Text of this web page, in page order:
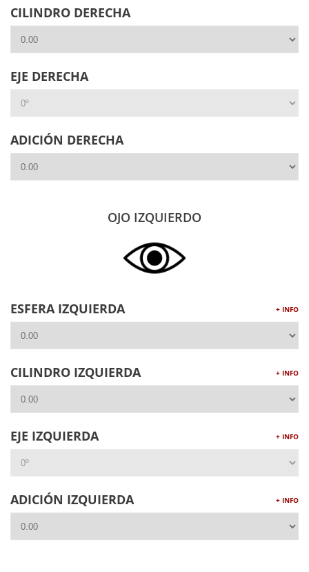
CILINDRO DERECHA
EJE DERECHA
ADICIÓN DERECHA
OJO IZQUIERDO
ESFERA IZQUIERDA + INFO
CILINDRO IZQUIERDA + INFO
EJE IZQUIERDA + INFO
ADICIÓN IZQUIERDA + INFO